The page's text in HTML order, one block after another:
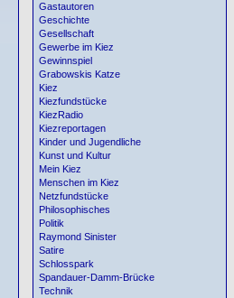
Gastautoren
Geschichte
Gesellschaft
Gewerbe im Kiez
Gewinnspiel
Grabowskis Katze
Kiez
Kiezfundstücke
KiezRadio
Kiezreportagen
Kinder und Jugendliche
Kunst und Kultur
Mein Kiez
Menschen im Kiez
Netzfundstücke
Philosophisches
Politik
Raymond Sinister
Satire
Schlosspark
Spandauer-Damm-Brücke
Technik